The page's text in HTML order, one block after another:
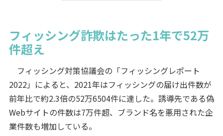
フィッシング詐欺はたった1年で52万
件超え
フィッシング対策協議会の「フィッシングレポート
2022」によると、2021年はフィッシングの届け出件数が
前年比で約2.3倍の52万6504件に達した。誘導先である偽
Webサイトの件数は7万件超、ブランド名を悪用された企
業件数も増加している。